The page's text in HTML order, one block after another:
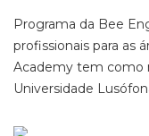
Programa da Bee
profissionais para as
Academy tem como
Universidade